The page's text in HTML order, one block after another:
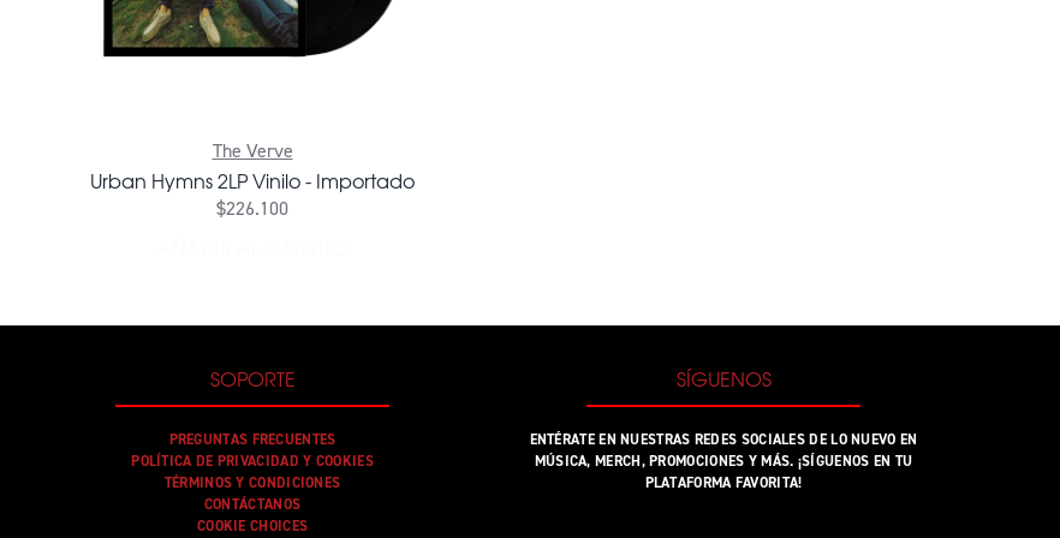
The Verve
Urban Hymns 2LP Vinilo - Importado
$226.100
SOPORTE
PREGUNTAS FRECUENTES
POLÍTICA DE PRIVACIDAD Y COOKIES
TÉRMINOS Y CONDICIONES
CONTÁCTANOS
COOKIE CHOICES
SÍGUENOS
ENTÉRATE EN NUESTRAS REDES SOCIALES DE LO NUEVO EN
MÚSICA, MERCH, PROMOCIONES Y MÁS. ¡SÍGUENOS EN TU
PLATAFORMA FAVORITA!